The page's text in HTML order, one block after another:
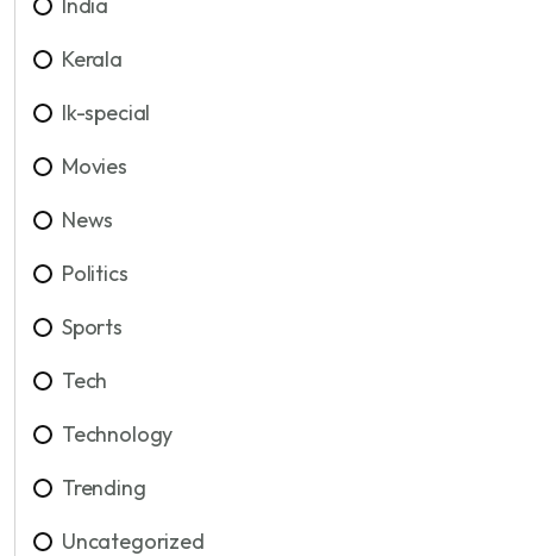
Kerala
lk-special
Movies
News
Politics
Sports
Tech
Technology
Trending
Uncategorized